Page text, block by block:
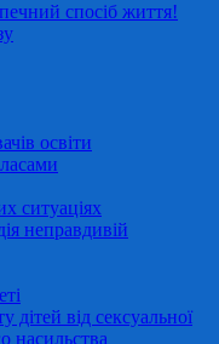
спосіб життя!
освіти
ситуаціях
неправдивій
дітей від сексуальної
насильства